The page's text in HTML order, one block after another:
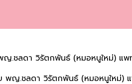
.ชลดา วิรัตกพันธ์ (หมอหนูใหม่) แ